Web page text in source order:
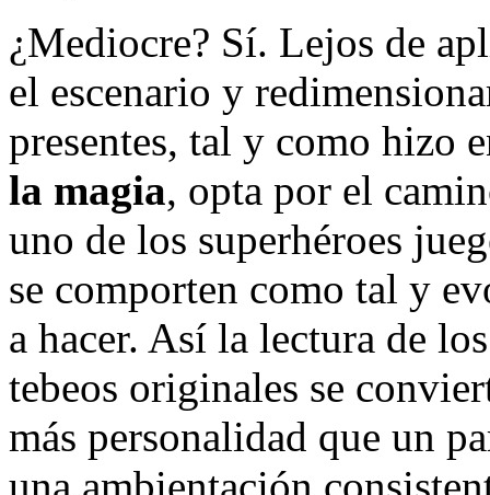
¿Mediocre? Sí. Lejos de
el escenario y
presentes, tal y como hizo
la magia, opta por el
uno de los superhéroes
se comporten como tal y
a hacer. Así la lectura de
tebeos originales se
más personalidad que un
una ambientación